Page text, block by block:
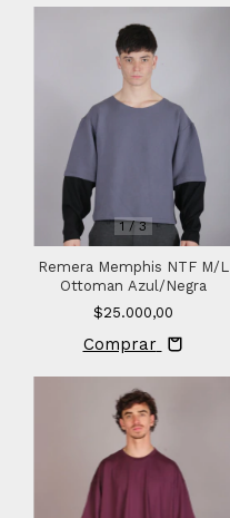
1/3
Remera Memphis NTF M/L
Ottoman Azul/Negra
$25.000,00
Comprar